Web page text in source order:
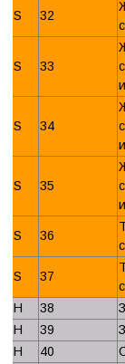
S 32
S 33
S 34
S 35
S 36
S 37
H 38
H
39
H
40